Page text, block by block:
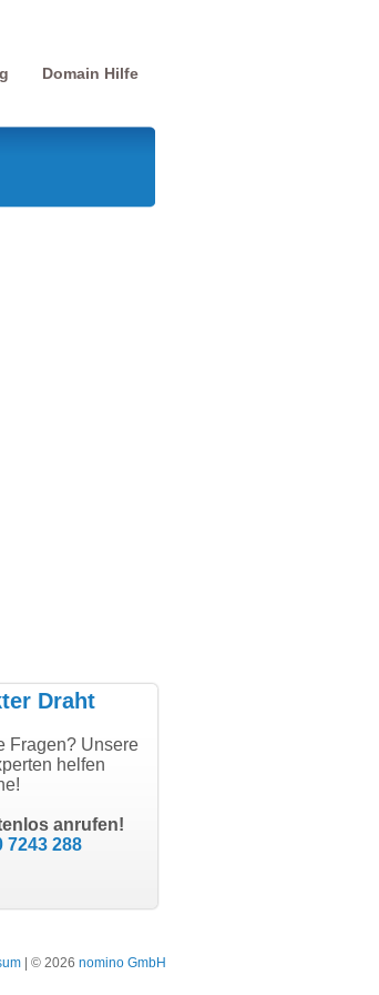
Domain Hilfe
vielen
software GbR
an der Isar
"Vielen Dank für den
Draht
Fragen? Unsere
helfen
anrufen!
7243 288
| © 2026 nomino GmbH